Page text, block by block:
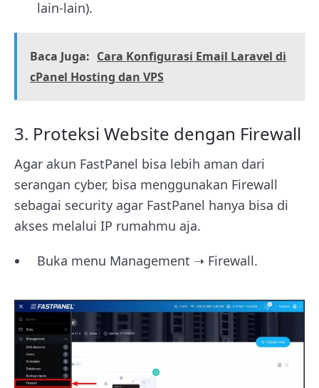
lain-lain).
Baca Juga: Cara Konfigurasi Email Laravel di
cPanel Hosting dan VPS
3. Proteksi Website dengan Firewall
Agar akun FastPanel bisa lebih aman dari
serangan cyber, bisa menggunakan Firewall
sebagai security agar FastPanel hanya bisa di
akses melalui IP rumahmu aja.
Buka menu Management ➝ Firewall.